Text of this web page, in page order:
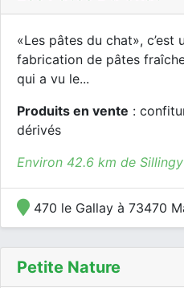
«Les pâtes du chat», c’est
fabrication de pâtes
qui a vu le...
Produits en vente :
dérivés
Environ 42.6 km de Sillingy
470 le Gallay à 73470
Petite Nature